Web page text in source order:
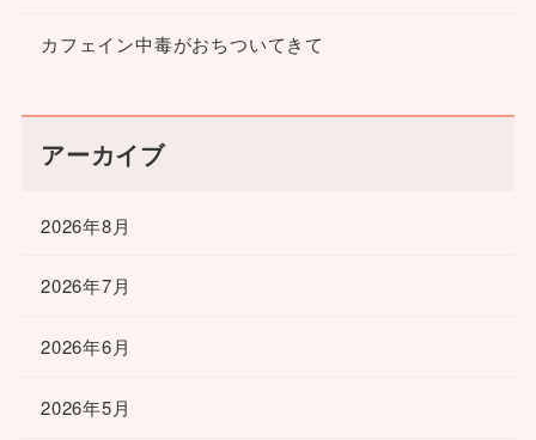
カフェイン中毒がおちついてきて
アーカイブ
2026年8月
2026年7月
2026年6月
2026年5月